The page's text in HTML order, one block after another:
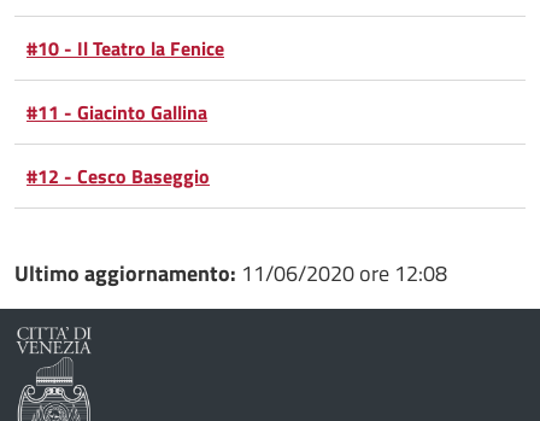
#10 - Il Teatro la Fenice
#11 - Giacinto Gallina
#12 - Cesco Baseggio
Ultimo aggiornamento: 11/06/2020 ore 12:08